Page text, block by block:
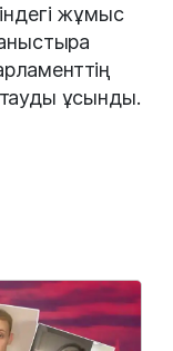
жұмыс
ұсынды.